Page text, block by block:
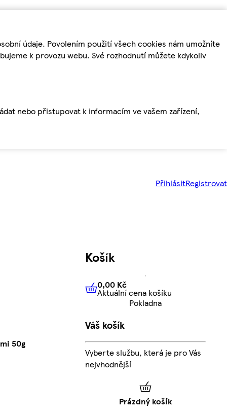
údaje. Povolením použití všech cookies nám umožníte
k provozu webu. Své rozhodnutí můžete kdykoliv
nebo přistupovat k informacím ve vašem zařízení,
PřihlásitRegistrovat
50g
Košík
0,00 KčAktuální cena košíku
0,00 Kč
Aktuální cena košíku
Pokladna
Váš košík
Vyberte službu, která je pro Vás
nejvhodnější
Prázdný košík